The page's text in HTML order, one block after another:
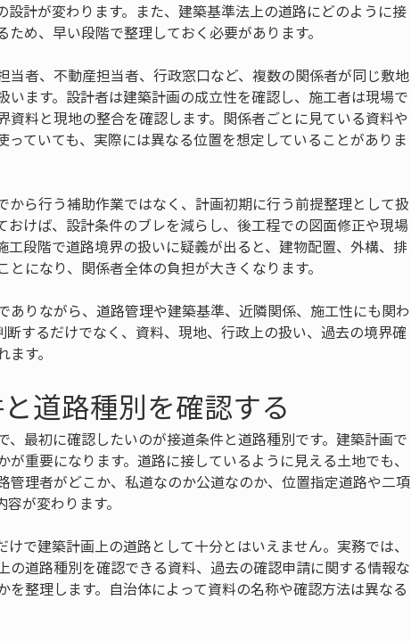
計が変わります。また、建築基準法上の道路にどのように接
め、早い段階で整理しておく必要があります。
者、不動産担当者、行政窓口など、複数の関係者が同じ敷地
ます。設計者は建築計画の成立性を確認し、施工者は現場で
料と現地の整合を確認します。関係者ごとに見ている資料や
ていても、実際には異なる位置を想定していることがありま
ら行う補助作業ではなく、計画初期に行う前提整理として扱
おけば、設計条件のブレを減らし、後工程での図面修正や現場
段階で道路境界の扱いに疑義が出ると、建物配置、外構、排
になり、関係者全体の負担が大きくなります。
りながら、道路管理や建築基準、近隣関係、施工性にも関わ
するだけでなく、資料、現地、行政上の扱い、過去の境界確
す。
道路種別を確認する
最初に確認したいのが接道条件と道路種別です。建築計画で
重要になります。道路に接しているように見える土地でも、
理者がどこか、私道なのか公道なのか、位置指定道路や二項
が変わります。
で建築計画上の道路として十分とはいえません。実務では、
道路種別を確認できる資料、過去の確認申請に関する情報な
整理します。自治体によって資料の名称や確認方法は異なる